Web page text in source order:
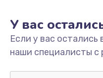
Замена
У вас
Если у вас
наши специалисты с